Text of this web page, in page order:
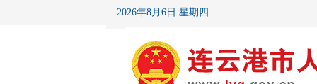
2026年8月6日 星期四